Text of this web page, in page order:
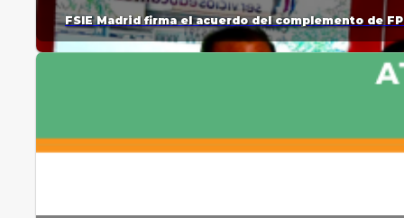
FSIE Madrid firma el acuerdo del complemento de